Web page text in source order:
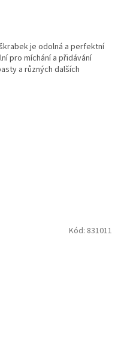
je odolná a perfektní
pro míchání a přidávání
a různých dalších
Kód: 831011